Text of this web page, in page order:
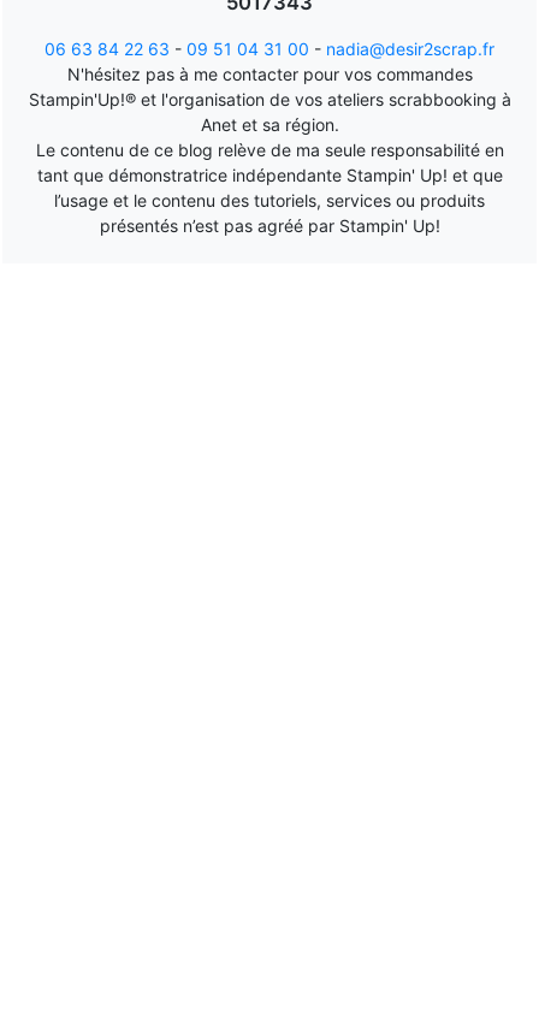
06 63 84 22 63 - 09 51 04 31 00 - nadia@desir2scrap.fr
N'hésitez pas à me contacter pour vos commandes
Stampin'Up!® et l'organisation de vos ateliers scrabbooking à
Anet et sa région.
Le contenu de ce blog relève de ma seule responsabilité en
tant que démonstratrice indépendante Stampin' Up! et que
l’usage et le contenu des tutoriels, services ou produits
présentés n’est pas agréé par Stampin' Up!